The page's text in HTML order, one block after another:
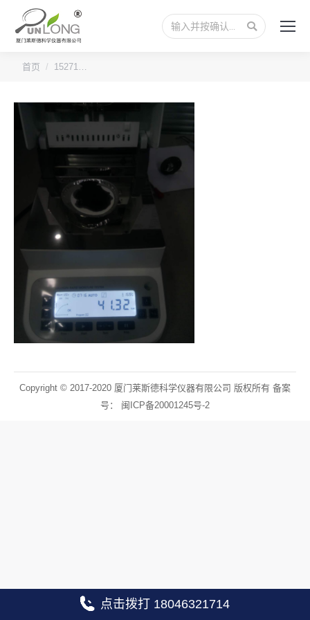
搜
索：
您的位置：
首页 15271…
Copyright © 2017-2020 厦门莱斯德科学仪器有限公司 版权所有 备案
号： 闽ICP备20001245号-2
点击拨打 18046321714